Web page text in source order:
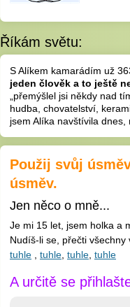
Říkám světu:
S Alíkem kamarádím už
jeden člověk a to ještě
„přemýšlel jsi někdy nad
hudba, chovatelství,
jsem Alíka navštívila dnes,
Použij svůj
úsměv.
Jen něco o mně...
Je mi 15 let, jsem holka a
Nudíš-li se, přečti všechny
tuhle
tuhle tuhle tuhle
A určitě se